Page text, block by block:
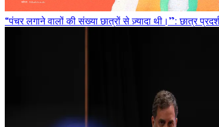
“पंचर लगाने वालों की संख्या छात्रों से ज़्यादा थी।”: छात्र